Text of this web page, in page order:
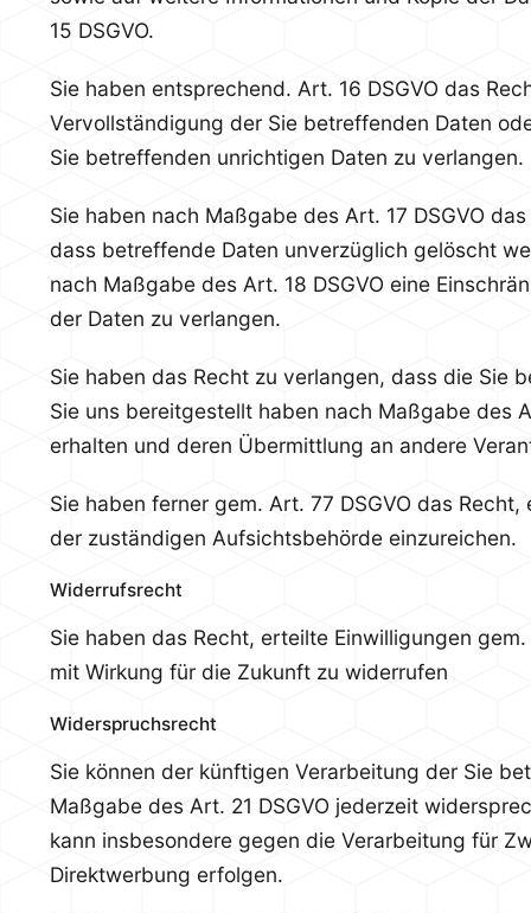
15 DSGVO.
Sie haben entsprechend. Art. 16 DSGVO das
Vervollständigung der Sie betreffenden Daten
Sie betreffenden unrichtigen Daten zu verlangen.
Sie haben nach Maßgabe des Art. 17 DSGVO
dass betreffende Daten unverzüglich gelöscht
nach Maßgabe des Art. 18 DSGVO eine
der Daten zu verlangen.
Sie haben das Recht zu verlangen, dass die Sie
Sie uns bereitgestellt haben nach Maßgabe des
erhalten und deren Übermittlung an andere
Sie haben ferner gem. Art. 77 DSGVO das
der zuständigen Aufsichtsbehörde einzureichen.
Widerrufsrecht
Sie haben das Recht, erteilte Einwilligungen
mit Wirkung für die Zukunft zu widerrufen
Widerspruchsrecht
Sie können der künftigen Verarbeitung der Sie
Maßgabe des Art. 21 DSGVO jederzeit
kann insbesondere gegen die Verarbeitung für
Direktwerbung erfolgen.